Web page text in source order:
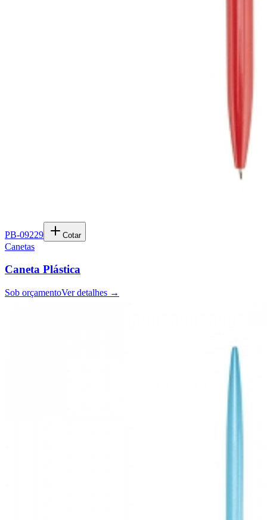
PB-09229 Cotar
Canetas
Caneta Plástica
Sob orçamentoVer detalhes →